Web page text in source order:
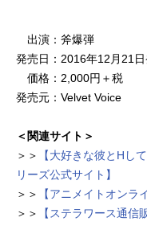
出演：斧爆弾
発売日：2016年12月21日
価格：2,000円＋税
発売元：Velvet Voice
＜関連サイト＞
＞＞
【大好きな彼とHし
リーズ公式サイト】
＞＞
【アニメイトオンラ
＞＞
【ステラワース通信